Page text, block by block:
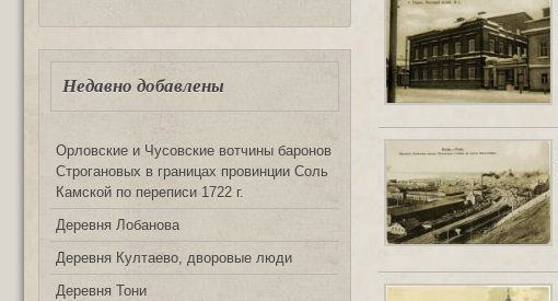
Недавно добавлены
Орловские и Чусовские вотчины баронов
Строгановых в границах провинции Соль
Камской по переписи 1722 г.
Деревня Лобанова
Деревня Култаево, дворовые люди
Деревня Тони